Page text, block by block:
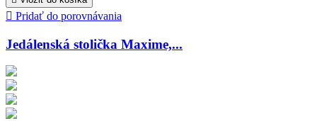
 Pridať do porovnávania
Jedálenská stolička Maxime,...